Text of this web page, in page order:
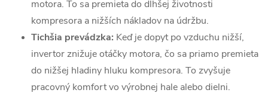
motora. To sa premieta do dlhšej životnosti
kompresora a nižších nákladov na údržbu.
Tichšia prevádzka: Keď je dopyt po vzduchu nižší,
invertor znižuje otáčky motora, čo sa priamo premieta
do nižšej hladiny hluku kompresora. To zvyšuje
pracovný komfort vo výrobnej hale alebo dielni.